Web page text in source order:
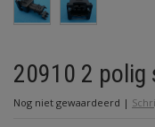
20910 2
Nog niet gewaardeerd |